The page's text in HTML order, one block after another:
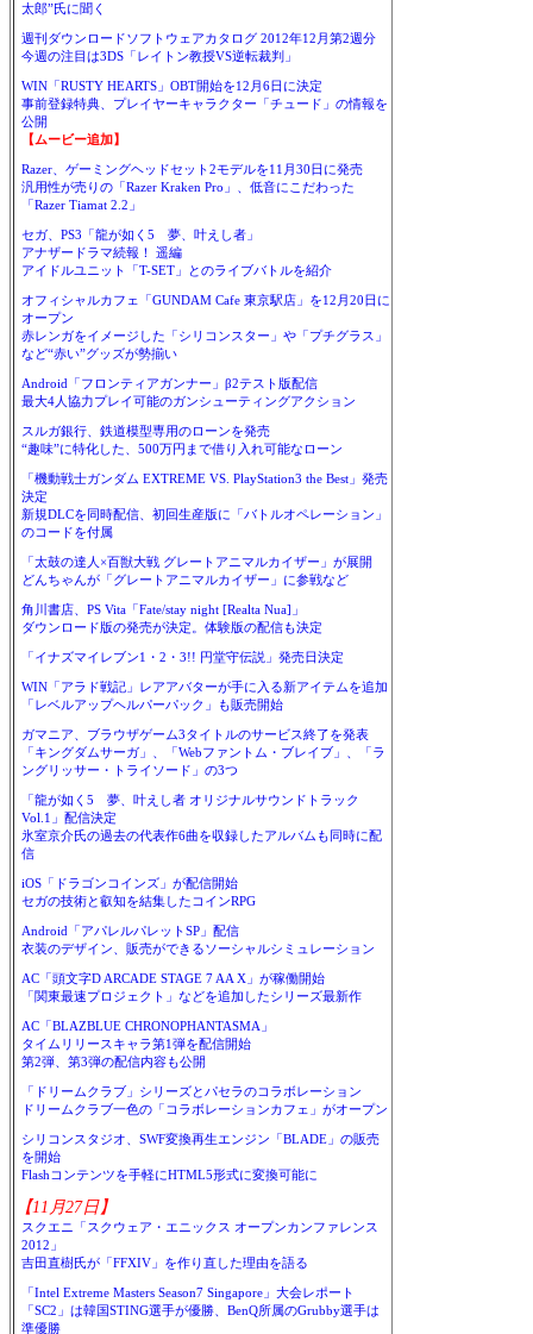
太郎”氏に聞く
週刊ダウンロードソフトウェアカタログ 2012年12月第2週分
今週の注目は3DS「レイトン教授VS逆転裁判」
WIN「RUSTY HEARTS」OBT開始を12月6日に決定
事前登録特典、プレイヤーキャラクター「チュード」の情報を
公開
【ムービー追加】
Razer、ゲーミングヘッドセット2モデルを11月30日に発売
汎用性が売りの「Razer Kraken Pro」、低音にこだわった
「Razer Tiamat 2.2」
セガ、PS3「龍が如く5 夢、叶えし者」
アナザードラマ続報！ 遥編
アイドルユニット「T-SET」とのライブバトルを紹介
オフィシャルカフェ「GUNDAM Cafe 東京駅店」を12月20日に
オープン
赤レンガをイメージした「シリコンスター」や「プチグラス」
など“赤い”グッズが勢揃い
Android「フロンティアガンナー」β2テスト版配信
最大4人協力プレイ可能のガンシューティングアクション
スルガ銀行、鉄道模型専用のローンを発売
“趣味”に特化した、500万円まで借り入れ可能なローン
「機動戦士ガンダム EXTREME VS. PlayStation3 the Best」発売
決定
新規DLCを同時配信、初回生産版に「バトルオペレーション」
のコードを付属
「太鼓の達人×百獣大戦 グレートアニマルカイザー」が展開
どんちゃんが「グレートアニマルカイザー」に参戦など
角川書店、PS Vita「Fate/stay night [Realta Nua]」
ダウンロード版の発売が決定。体験版の配信も決定
「イナズマイレブン1・2・3!! 円堂守伝説」発売日決定
WIN「アラド戦記」レアアバターが手に入る新アイテムを追加
「レベルアップヘルパーパック」も販売開始
ガマニア、ブラウザゲーム3タイトルのサービス終了を発表
「キングダムサーガ」、「Webファントム・ブレイブ」、「ラ
ングリッサー・トライソード」の3つ
「龍が如く5 夢、叶えし者 オリジナルサウンドトラック
Vol.1」配信決定
氷室京介氏の過去の代表作6曲を収録したアルバムも同時に配
信
iOS「ドラゴンコインズ」が配信開始
セガの技術と叡知を結集したコインRPG
Android「アパレルパレットSP」配信
衣装のデザイン、販売ができるソーシャルシミュレーション
AC「頭文字D ARCADE STAGE 7 AA X」が稼働開始
「関東最速プロジェクト」などを追加したシリーズ最新作
AC「BLAZBLUE CHRONOPHANTASMA」
タイムリリースキャラ第1弾を配信開始
第2弾、第3弾の配信内容も公開
「ドリームクラブ」シリーズとパセラのコラボレーション
ドリームクラブ一色の「コラボレーションカフェ」がオープン
シリコンスタジオ、SWF変換再生エンジン「BLADE」の販売
を開始
Flashコンテンツを手軽にHTML5形式に変換可能に
【11月27日】
スクエニ「スクウェア・エニックス オープンカンファレンス
2012」
吉田直樹氏が「FFXIV」を作り直した理由を語る
「Intel Extreme Masters Season7 Singapore」大会レポート
「SC2」は韓国STING選手が優勝、BenQ所属のGrubby選手は
準優勝